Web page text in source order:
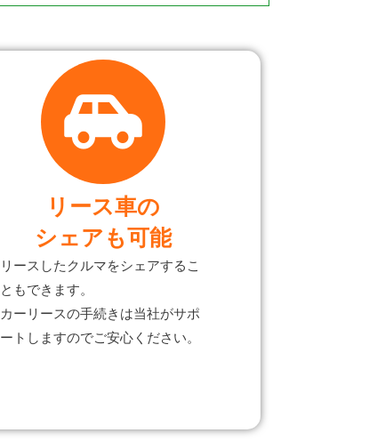
リース車の
シェアも可能
リースしたクルマをシェアするこ
ともできます。
カーリースの手続きは当社がサポ
ートしますのでご安心ください。